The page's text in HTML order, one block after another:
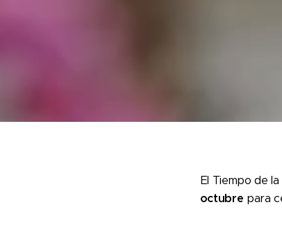
El Tiempo de
octubre para